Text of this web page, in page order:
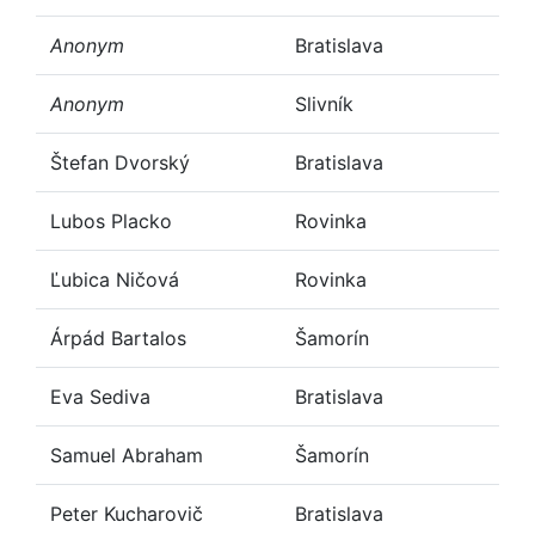
Anonym Bratislava
Anonym Slivník
Štefan Dvorský Bratislava
Lubos Placko Rovinka
Ľubica Ničová Rovinka
Árpád Bartalos Šamorín
Eva Sediva Bratislava
Samuel Abraham Šamorín
Peter Kucharovič Bratislava